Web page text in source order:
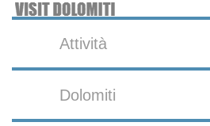
Attività
Dolomiti